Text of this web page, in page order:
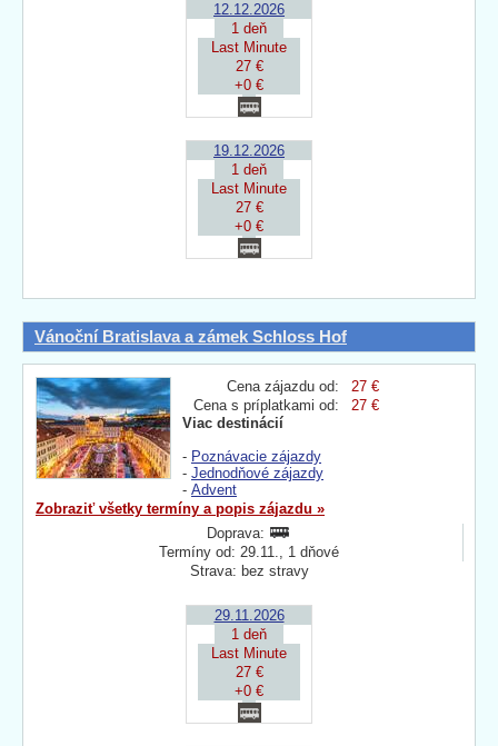
12.12.2026
1 deň
Last Minute
27 €
+0 €
19.12.2026
1 deň
Last Minute
27 €
+0 €
Vánoční Bratislava a zámek Schloss Hof
Cena zájazdu od:
27 €
Cena s príplatkami od:
27 €
Viac destinácií
- Poznávacie zájazdy
- Jednodňové zájazdy
- Advent
Zobraziť všetky termíny a popis zájazdu »
Doprava:
Termíny od: 29.11., 1 dňové
Strava: bez stravy
29.11.2026
1 deň
Last Minute
27 €
+0 €